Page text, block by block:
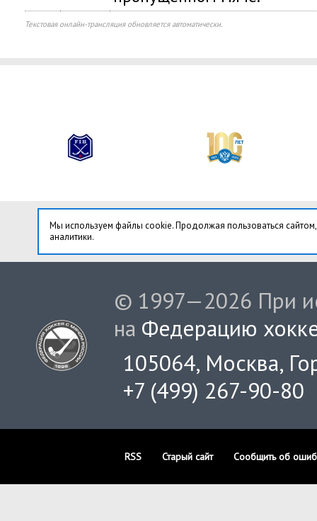
Текстовая онлайн-трансляция обновляется автоматически.
Мы используем файлы cookie. Продолжая пользоваться
аналитики.
© 1997—2026 При
на Федерацию
105064, Москва,
+7 (499) 267-90-80
RSS Старый сайт Сообщить об